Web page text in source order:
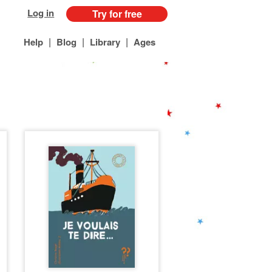
Log in Try for free
Help | Blog | Library | Ages